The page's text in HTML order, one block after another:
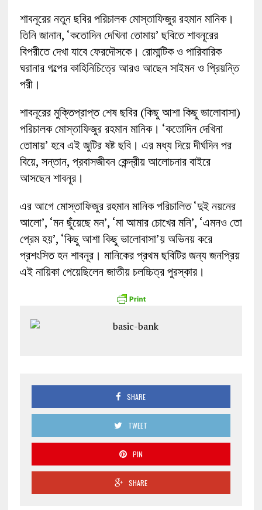
শাবনূরের নতুন ছবির পরিচালক মোস্তাফিজুর রহমান মানিক।
তিনি জানান, ‘কতোদিন দেখিনা তোমায়’ ছবিতে শাবনূরের
বিপরীতে দেখা যাবে ফেরদৌসকে। রোমান্টিক ও পারিবারিক
ঘরানার গল্পের কাহিনিচিত্রে আরও আছেন সাইমন ও প্রিয়ন্তি
পরী।
শাবনূরের মুক্তিপ্রাপ্ত শেষ ছবির (কিছু আশা কিছু ভালোবাসা)
পরিচালক মোস্তাফিজুর রহমান মানিক। ‘কতোদিন দেখিনা
তোমায়’ হবে এই জুটির ষষ্ট ছবি। এর মধ্য দিয়ে দীর্ঘদিন পর
বিয়ে, সন্তান, প্রবাসজীবন কেন্দ্রীয় আলোচনার বাইরে
আসছেন শাবনূর।
এর আগে মোস্তাফিজুর রহমান মানিক পরিচালিত ‘দুই নয়নের
আলো’, ‘মন ছুঁয়েছে মন’, ‘মা আমার চোখের মনি’, ‘এমনও তো
প্রেম হয়’, ‘কিছু আশা কিছু ভালোবাসা’য় অভিনয় করে
প্রশংসিত হন শাবনূর। মানিকের প্রথম ছবিটির জন্য জনপ্রিয়
এই নায়িকা পেয়েছিলেন জাতীয় চলচ্চিত্র পুরস্কার।
SHARE
TWEET
PIN
SHARE